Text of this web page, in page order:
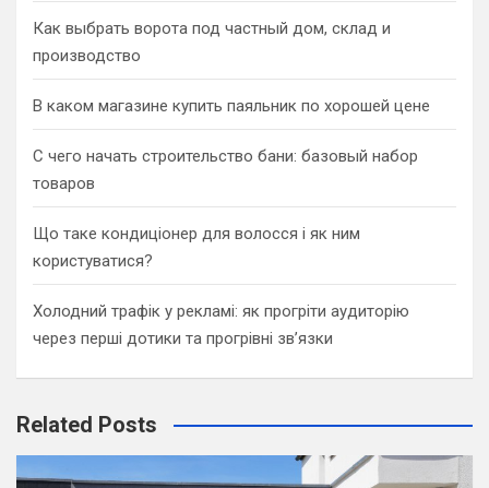
Как выбрать ворота под частный дом, склад и
производство
В каком магазине купить паяльник по хорошей цене
С чего начать строительство бани: базовый набор
товаров
Що таке кондиціонер для волосся і як ним
користуватися?
Холодний трафік у рекламі: як прогріти аудиторію
через перші дотики та прогрівні зв’язки
Related Posts